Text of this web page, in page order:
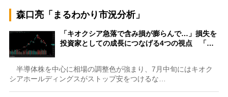
森口亮「まるわかり市況分析」
「キオクシア急落で含み損が膨らんで…」損失を
投資家としての成長につなげる4つの視点 「…
半導体株を中心に相場の調整色が強まり、7月中旬にはキオク
シアホールディングスがストップ安をつけるな…